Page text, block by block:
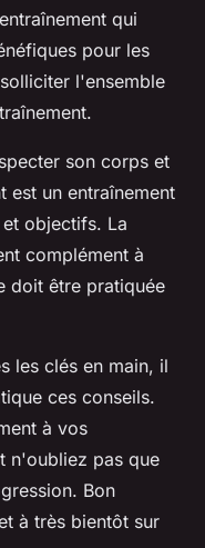
qui
pour les
l'ensemble
son corps et
est un entraînement
objectifs. La
complément à
doit être pratiquée
les clés en main, il
ces conseils.
à vos
n'oubliez pas que
Bon
à très bientôt sur